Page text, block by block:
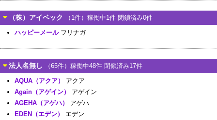
（株）アイベック （1件）稼働中1件 閉鎖済み0件
ハッピーメールフリナガ
法人名無し （65件）稼働中48件 閉鎖済み17件
AQUA（アクア）
アクア
Again（アゲイン）
アゲイン
AGEHA（アゲハ）
アゲハ
EDEN（エデン）
エデン